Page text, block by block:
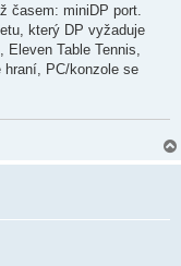
časem: miniDP port.
který DP vyžaduje
Eleven Table Tennis,
hraní, PC/konzole se